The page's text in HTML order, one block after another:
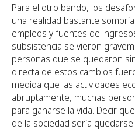
Para el otro bando, los
una realidad bastante
empleos y fuentes de
subsistencia se vieron
personas que se quedaron
directa de estos cambios
medida que las actividades
abruptamente, muchas
para ganarse la vida. Decir
de la sociedad sería